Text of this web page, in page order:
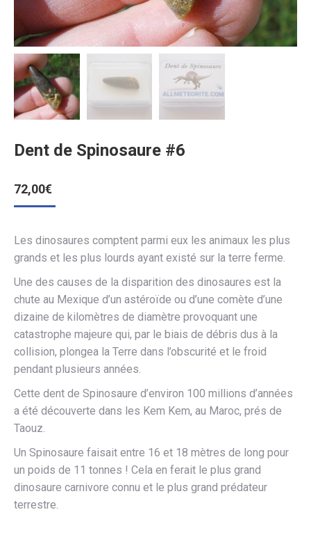
Dent de Spinosaure #6
72,00€
Les dinosaures comptent parmi eux les animaux les plus
grands et les plus lourds ayant existé sur la terre ferme.
Une des causes de la disparition des dinosaures est la
chute au Mexique d’un astéroïde ou d’une comète d’une
dizaine de kilomètres de diamètre provoquant une
catastrophe majeure qui, par le biais de débris dus à la
collision, plongea la Terre dans l’obscurité et le froid
pendant plusieurs années.
Cette dent de Spinosaure d’environ 100 millions d’années
a été découverte dans les Kem Kem, au Maroc, prés de
Taouz.
Un Spinosaure faisait entre 16 et 18 mètres de long pour
un poids de 11 tonnes ! Cela en ferait le plus grand
dinosaure carnivore connu et le plus grand prédateur
terrestre.